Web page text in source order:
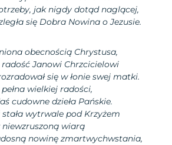
jak nigdy dotąd naglącej,
się Dobra Nowina o Jezusie.
obecnością Chrystusa,
radość Janowi Chrzcicielowi
się w łonie swej matki.
pełna wielkiej radości,
cudowne dzieła Pańskie.
stała wytrwale pod Krzyżem
niewzruszoną wiarą
nowinę zmartwychwstania,